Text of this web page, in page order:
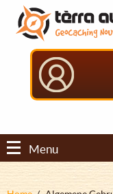
Overslaan
naar
Aller
menu
principal
Aller
pied
Menu